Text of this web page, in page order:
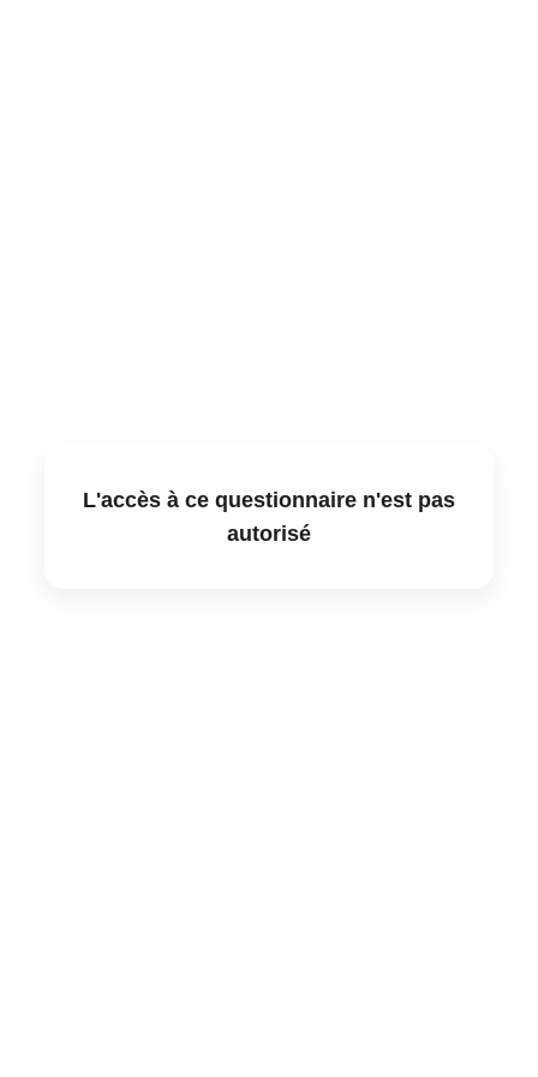
L'accès à ce questionnaire n'est pas
autorisé